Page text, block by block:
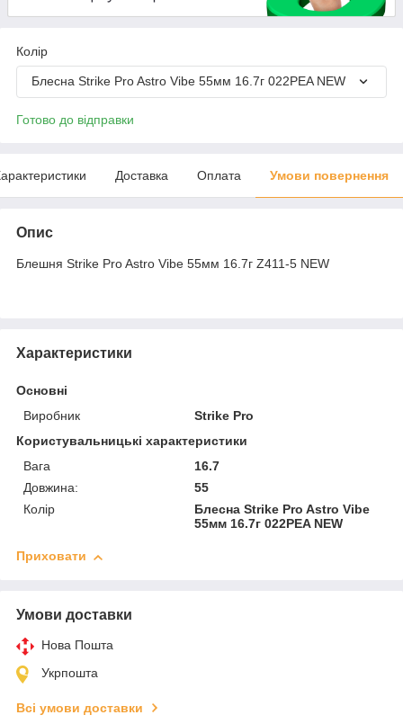
Колір
Блесна Strike Pro Astro Vibe 55мм 16.7г 022PEA NEW
Готово до відправки
Доставка Оплата Умови повернення
Опис
Блешня Strike Pro Astro Vibe 55мм 16.7г Z411-5 NEW
Характеристики
Основні
Виробник
Strike Pro
Користувальницькі характеристики
Вага
16.7
Довжина:
55
Колір
Блесна Strike Pro Astro Vibe
55мм 16.7г 022PEA NEW
Приховати
Умови доставки
Нова Пошта
Укрпошта
Всі умови доставки